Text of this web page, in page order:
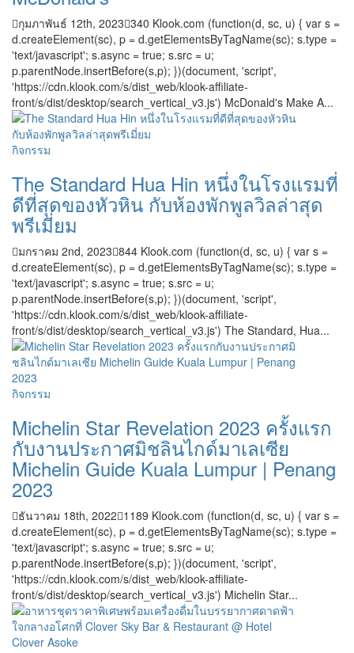
กุมภาพันธ์ 12th, 2023 340 Klook.com (function(d, sc, u) { var s =
d.createElement(sc), p = d.getElementsByTagName(sc); s.type =
'text/javascript'; s.async = true; s.src = u;
p.parentNode.insertBefore(s,p); })(document, 'script',
'https://cdn.klook.com/s/dist_web/klook-affiliate-
front/s/dist/desktop/search_vertical_v3.js') McDonald's Make A...
กิจกรรม
The Standard Hua Hin หนึ่งในโรงแรมที่
ดีที่สุดของหัวหิน กับห้องพักพูลวิลล่าสุด
พรีเมี่ยม
มกราคม 2nd, 2023 844 Klook.com (function(d, sc, u) { var s =
d.createElement(sc), p = d.getElementsByTagName(sc); s.type =
'text/javascript'; s.async = true; s.src = u;
p.parentNode.insertBefore(s,p); })(document, 'script',
'https://cdn.klook.com/s/dist_web/klook-affiliate-
front/s/dist/desktop/search_vertical_v3.js') The Standard, Hua...
กิจกรรม
Michelin Star Revelation 2023 ครั้งแรก
กับงานประกาศมิชลินไกด์มาเลเซีย
Michelin Guide Kuala Lumpur | Penang
2023
ธันวาคม 18th, 2022 1189 Klook.com (function(d, sc, u) { var s =
d.createElement(sc), p = d.getElementsByTagName(sc); s.type =
'text/javascript'; s.async = true; s.src = u;
p.parentNode.insertBefore(s,p); })(document, 'script',
'https://cdn.klook.com/s/dist_web/klook-affiliate-
front/s/dist/desktop/search_vertical_v3.js') Michelin Star...